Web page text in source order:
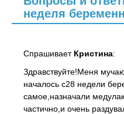
неделя
Спрашивает Кристина:
Здравствуйте!Меня
началось с28 недели
самое,назначали
частично,и очень